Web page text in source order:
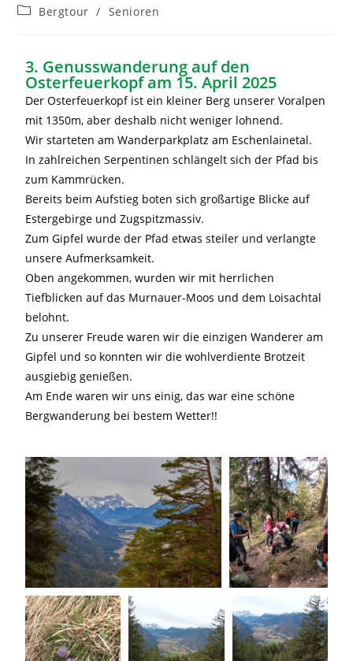
Bergtour / Senioren
3. Genusswanderung auf den
Osterfeuerkopf am 15. April 2025
Der Osterfeuerkopf ist ein kleiner Berg unserer Voralpen
mit 1350m, aber deshalb nicht weniger lohnend.
Wir starteten am Wanderparkplatz am Eschenlainetal.
In zahlreichen Serpentinen schlängelt sich der Pfad bis
zum Kammrücken.
Bereits beim Aufstieg boten sich großartige Blicke auf
Estergebirge und Zugspitzmassiv.
Zum Gipfel wurde der Pfad etwas steiler und verlangte
unsere Aufmerksamkeit.
Oben angekommen, wurden wir mit herrlichen
Tiefblicken auf das Murnauer-Moos und dem Loisachtal
belohnt.
Zu unserer Freude waren wir die einzigen Wanderer am
Gipfel und so konnten wir die wohlverdiente Brotzeit
ausgiebig genießen.
Am Ende waren wir uns einig, das war eine schöne
Bergwanderung bei bestem Wetter!!